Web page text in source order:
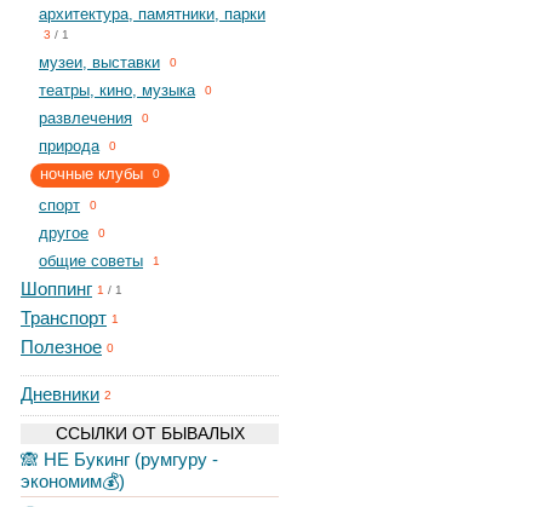
архитектура, памятники, парки
3 / 1
музеи, выставки 0
театры, кино, музыка 0
развлечения 0
природа 0
ночные клубы 0
спорт 0
другое 0
общие советы 1
Шоппинг 1 / 1
Транспорт 1
Полезное 0
Дневники 2
ССЫЛКИ ОТ БЫВАЛЫХ
🙈 НЕ Букинг (румгуру -
экономим💰)